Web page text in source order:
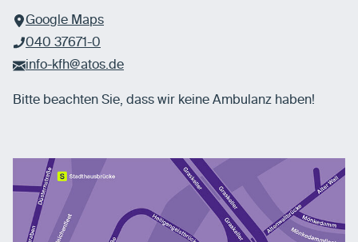
Google Maps
040 37671-0
info-kfh@atos.de
Bitte beachten Sie, dass wir keine Ambulanz haben!